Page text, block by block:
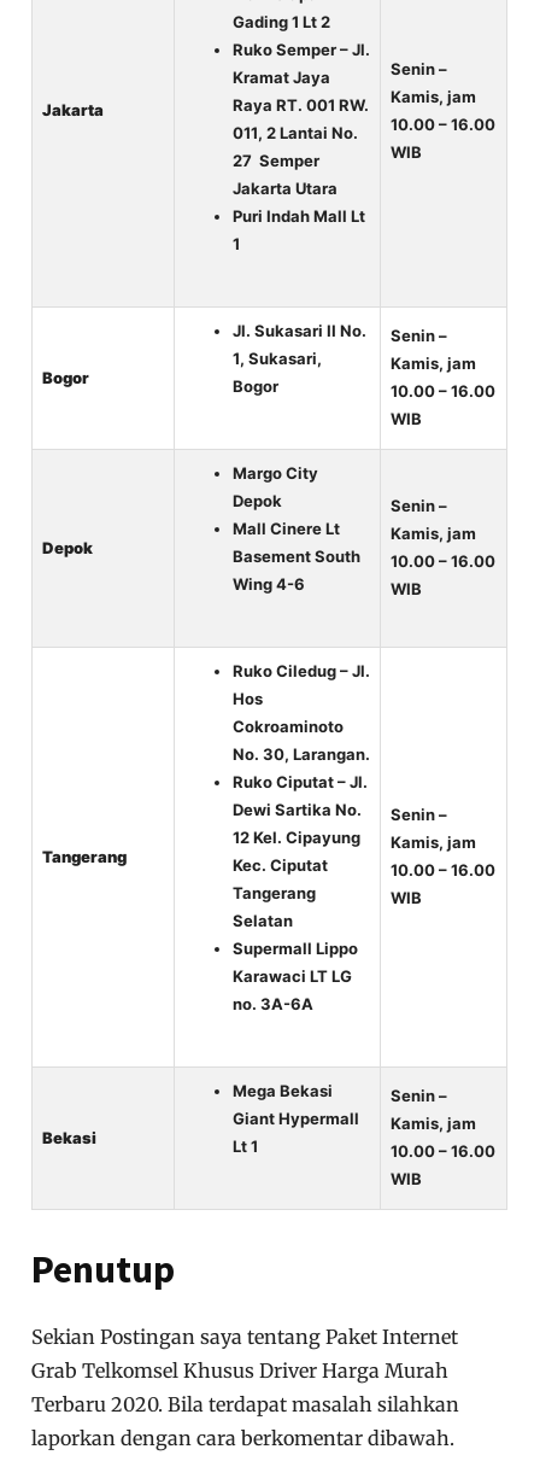
Jakarta
Gading 1 Lt 2
Ruko Semper – Jl.
Kramat Jaya
Raya RT. 001 RW.
011, 2 Lantai No.
27 Semper
Jakarta Utara
Puri Indah Mall Lt
1
Senin –
Kamis, jam
10.00 – 16.00
WIB
Bogor
Jl. Sukasari II No.
1, Sukasari,
Bogor
Senin –
Kamis, jam
10.00 – 16.00
WIB
Depok
Margo City
Depok
Mall Cinere Lt
Basement South
Wing 4-6
Senin –
Kamis, jam
10.00 – 16.00
WIB
Tangerang
Ruko Ciledug – Jl.
Hos
Cokroaminoto
No. 30, Larangan.
Ruko Ciputat – Jl.
Dewi Sartika No.
12 Kel. Cipayung
Kec. Ciputat
Tangerang
Selatan
Supermall Lippo
Karawaci LT LG
no. 3A-6A
Senin –
Kamis, jam
10.00 – 16.00
WIB
Bekasi
Mega Bekasi
Giant Hypermall
Lt 1
Senin –
Kamis, jam
10.00 – 16.00
WIB
Penutup
Sekian Postingan saya tentang Paket Internet
Grab Telkomsel Khusus Driver Harga Murah
Terbaru 2020. Bila terdapat masalah silahkan
laporkan dengan cara berkomentar dibawah.